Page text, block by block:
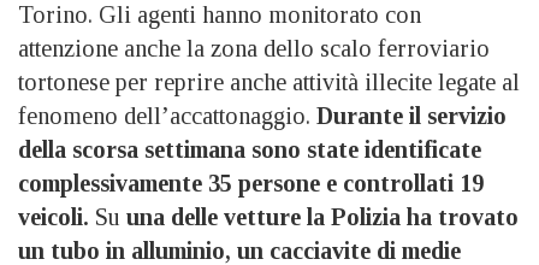
Torino. Gli agenti hanno monitorato con
attenzione anche la zona dello scalo ferroviario
tortonese per reprire anche attività illecite legate al
fenomeno dell’accattonaggio. Durante il servizio
della scorsa settimana sono state identificate
complessivamente 35 persone e controllati 19
veicoli. Su una delle vetture la Polizia ha trovato
un tubo in alluminio, un cacciavite di medie